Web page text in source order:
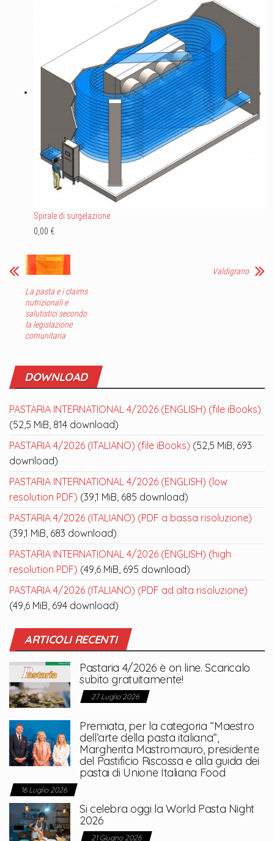
Spirale di surgelazione
0,00 €
La pasta e i claims
nutrizionali e
salutistici secondo
la legislazione
comunitaria
Valdigrano
DOWNLOAD
PASTARIA INTERNATIONAL 4/2026 (ENGLISH) (file iBooks)
(52,5 MiB, 814 download)
PASTARIA 4/2026 (ITALIANO) (file iBooks) (52,5 MiB, 693
download)
PASTARIA INTERNATIONAL 4/2026 (ENGLISH) (low
resolution PDF) (39,1 MiB, 685 download)
PASTARIA 4/2026 (ITALIANO) (PDF a bassa risoluzione)
(39,1 MiB, 683 download)
PASTARIA INTERNATIONAL 4/2026 (ENGLISH) (high
resolution PDF) (49,6 MiB, 695 download)
PASTARIA 4/2026 (ITALIANO) (PDF ad alta risoluzione)
(49,6 MiB, 694 download)
ARTICOLI RECENTI
Pastaria 4/2026 è on line. Scaricalo
subito gratuitamente!
27 Luglio 2026
Premiata, per la categoria “Maestro
dell’arte della pasta italiana”,
Margherita Mastromauro, presidente
del Pastificio Riscossa e alla guida dei
pastai di Unione Italiana Food
16 Luglio 2026
Si celebra oggi la World Pasta Night
2026
21 Giugno 2026